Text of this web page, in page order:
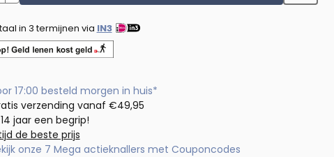
in 3 termijnen via IN3
17:00 besteld morgen in huis*
verzending vanaf €49,95
jaar een begrip!
de beste prijs
onze 7 Mega actieknallers met Couponcodes